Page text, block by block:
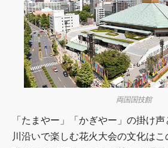
両国国技館
「たまやー」「かぎやー」の掛け
川沿いで楽しむ花火大会の文化はこ